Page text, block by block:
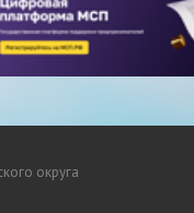
округа